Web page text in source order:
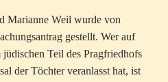
Marianne Weil wurde von
gestellt. Wer auf
Teil des Pragfriedhofs
der Töchter veranlasst hat, ist